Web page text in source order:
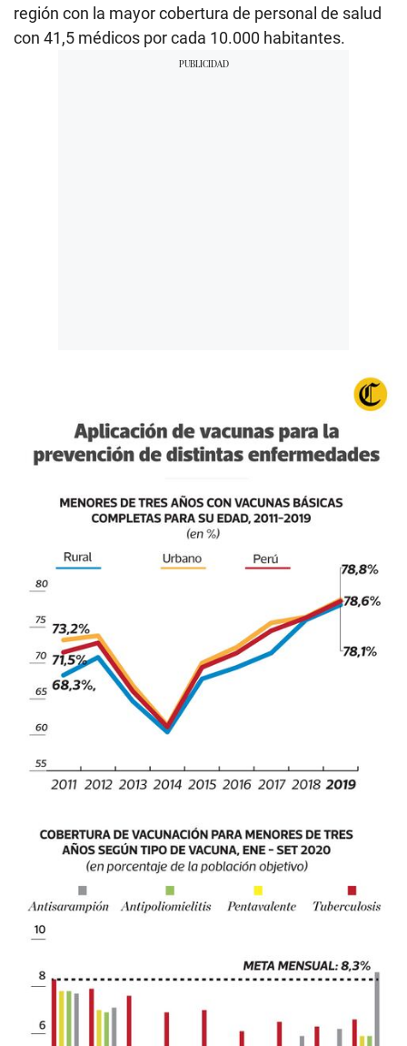
región con la mayor cobertura de personal de salud
con 41,5 médicos por cada 10.000 habitantes.